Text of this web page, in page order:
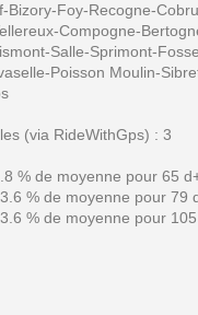
Bizory-Foy-Recogne-
Compogne-
Salle-Sprimont-
Poisson Moulin-
(via RideWithGps) : 3
% de moyenne pour 65
% de moyenne pour 79
% de moyenne pour